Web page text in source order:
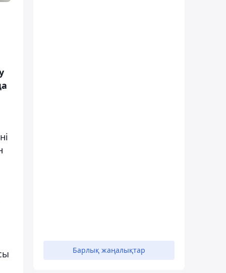
Барлық жаңалықтар